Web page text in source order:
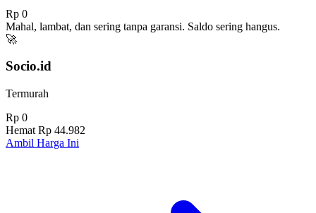
Rp 0
Mahal, lambat, dan sering tanpa garansi. Saldo sering hangus.
🚀
Socio.id
Termurah
Rp 0
Hemat Rp 44.982
Ambil Harga Ini